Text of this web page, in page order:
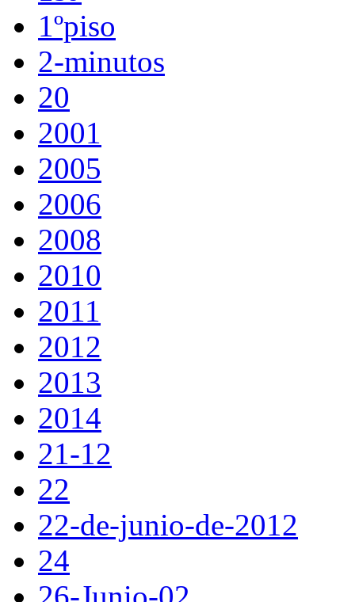
1ºpiso
2-minutos
20
2001
2005
2006
2008
2010
2011
2012
2013
2014
21-12
22
22-de-junio-de-2012
24